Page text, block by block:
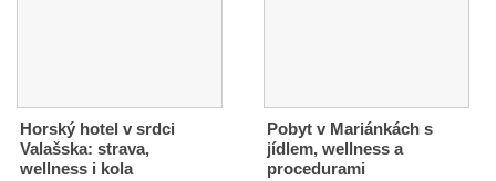
Horský hotel v srdci
Valašska: strava,
wellness i kola
Pobyt v Mariánkách s
jídlem, wellness a
procedurami